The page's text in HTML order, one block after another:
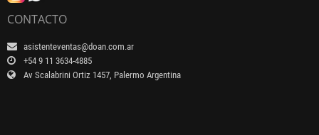
CONTACTO
asistenteventas@doan.com.ar
+54 9 11 3634-4885
Av Scalabrini Ortiz 1457, Palermo Argentina